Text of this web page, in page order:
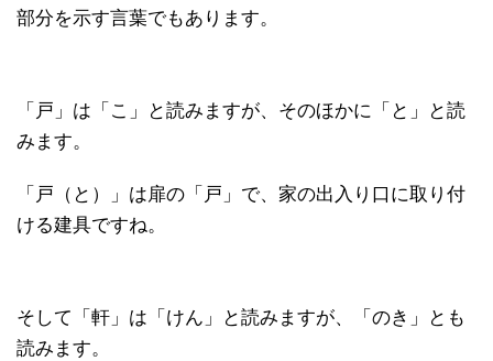
部分を示す言葉でもあります。
「戸」は「こ」と読みますが、そのほかに「と」と読
みます。
「戸（と）」は扉の「戸」で、家の出入り口に取り付
ける建具ですね。
そして「軒」は「けん」と読みますが、「のき」とも
読みます。